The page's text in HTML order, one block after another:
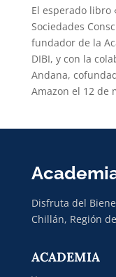
El esperado libro
Sociedades
fundador de la
DIBI, y con la
Andana,
Amazon el 12 de
Disfruta del
Chillán, Región
ACADEMIA